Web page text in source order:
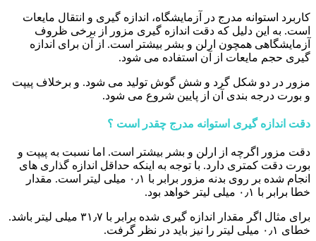
کاربرد استوانه مدرج در آزمایشگاه، اندازه گیری و انتقال مایعات
است. به این دلیل که دقت اندازه گیری مزور از برخی ظروف
آزمایشگاهی همچون ارلن و بشر بیشتر است. از آن برای اندازه
گیری حجم مایعات از آن استفاده می شود.
مزور در دو شکل گرد و شش گوش تولید می شود. و برخلاف پیپت
و بورت درجه بندی آن از پایین شروع می شود.
دقت اندازه گیری استوانه مدرج چقدر است ؟
دقت مزور اگرچه از ارلن و بشر بیشتر است. اما نسبت به پیپت و
بورت دقت کمتری دارد. با توجه به اینکه حداقل اندازه گذاری های
انجام شده بر روی بدنه مزور برابر با ۰٫۱ میلی لیتر است. مقدار
خطا برابر با ۰٫۱ میلی لیتر خواهد بود.
برای مثال اگر مقدار اندازه گیری شده برابر با ۳۱٫۷ میلی لیتر باشد.
خطای ۰٫۱ میلی لیتر را نیز باید در نظر گرفت.